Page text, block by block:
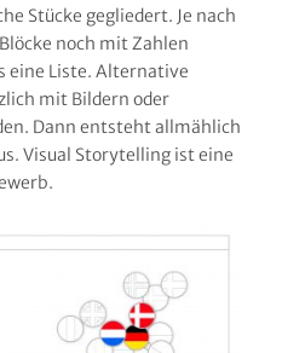
Stücke gegliedert. Je nach
noch mit Zahlen
eine Liste. Alternative
mit Bildern oder
Dann entsteht allmählich
Visual Storytelling ist eine